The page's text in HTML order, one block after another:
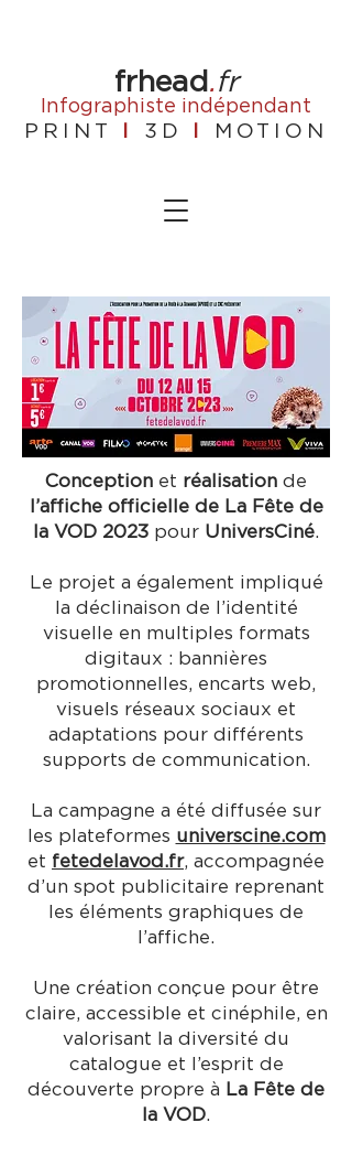
frhead .fr
Infographiste indépendant
PRINT 3D MOTION
Conception et réalisation de
l’affiche officielle de La Fête de
la VOD 2023 pour UniversCiné.
Le projet a également impliqué
la déclinaison de l’identité
visuelle en multiples formats
digitaux : bannières
promotionnelles, encarts web,
visuels réseaux sociaux et
adaptations pour différents
supports de communication.
La campagne a été diffusée sur
les plateformes universcine.com
et fetedelavod.fr, accompagnée
d’un spot publicitaire reprenant
les éléments graphiques de
l’affiche.
Une création conçue pour être
claire, accessible et cinéphile, en
valorisant la diversité du
catalogue et l’esprit de
découverte propre à La Fête de
la VOD.